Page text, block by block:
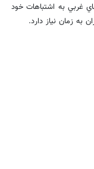
غربي به اشتباهات خود
زمان نياز دارد.